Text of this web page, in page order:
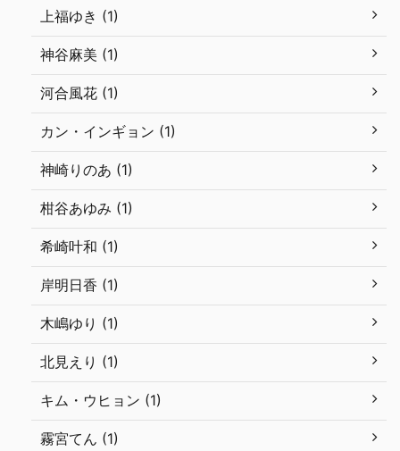
上福ゆき (1)
神谷麻美 (1)
河合風花 (1)
カン・インギョン (1)
神崎りのあ (1)
柑谷あゆみ (1)
希崎叶和 (1)
岸明日香 (1)
木嶋ゆり (1)
北見えり (1)
キム・ウヒョン (1)
霧宮てん (1)